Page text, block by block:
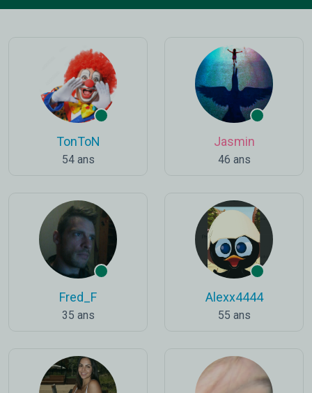
TonToN
54 ans
Jasmin
46 ans
Fred_F
35 ans
Alexx4444
55 ans